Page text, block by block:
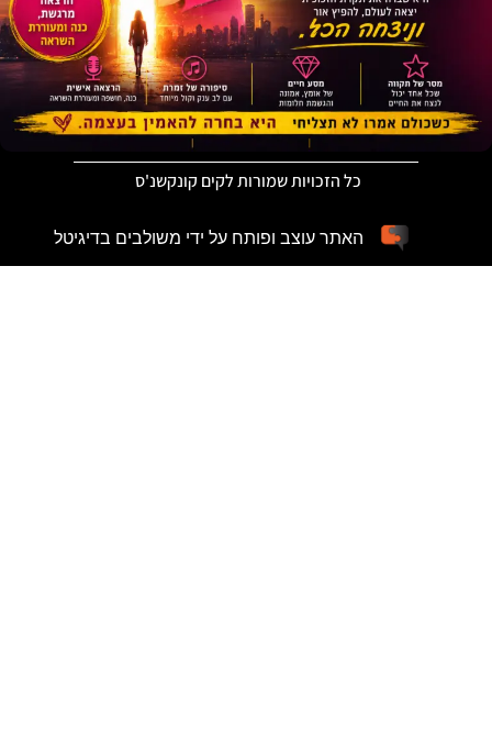
כל הזכויות שמורות לקים קונקשנ'ס
האתר עוצב ופותח על ידי משולבים בדיגיטל